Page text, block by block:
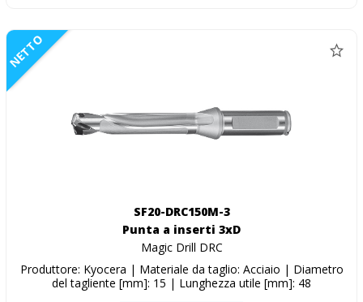
NETTO
SF20-DRC150M-3
Punta a inserti 3xD
Magic Drill DRC
Produttore: Kyocera | Materiale da taglio: Acciaio | Diametro
del tagliente [mm]: 15 | Lunghezza utile [mm]: 48